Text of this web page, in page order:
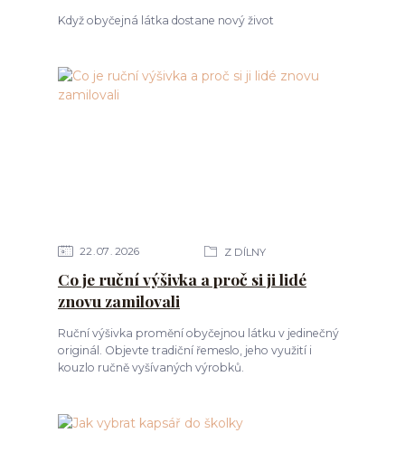
Když obyčejná látka dostane nový život
22 07 2026 Z DÍLNY
Co je ruční výšivka a proč si ji lidé
znovu zamilovali
Ruční výšivka promění obyčejnou látku v jedinečný
originál. Objevte tradiční řemeslo, jeho využití i
kouzlo ručně vyšívaných výrobků.